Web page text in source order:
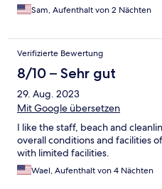
Sam, Aufenthalt von 2 Nächten
Verifizierte Bewertung
8/10 – Sehr gut
29. Aug. 2023
Mit Google übersetzen
I like the staff, beach and
overall conditions and facilities
with limited facilities.
Wael, Aufenthalt von 4 Nächten